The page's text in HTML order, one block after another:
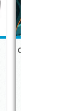
CINÉ PLEIN-